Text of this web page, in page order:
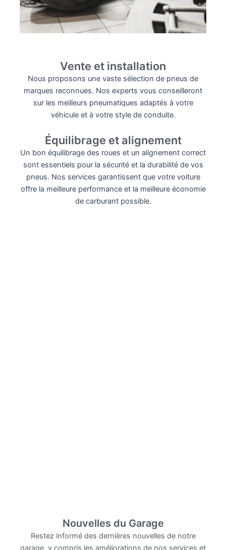
Vente et installation
Nous proposons une vaste sélection de pneus de
marques reconnues. Nos experts vous conseilleront
sur les meilleurs pneumatiques adaptés à votre
véhicule et à votre style de conduite.
Équilibrage et alignement
Un bon équilibrage des roues et un alignement correct
sont essentiels pour la sécurité et la durabilité de vos
pneus. Nos services garantissent que votre voiture
offre la meilleure performance et la meilleure économie
de carburant possible.
Nouvelles du Garage
Restez informé des dernières nouvelles de notre
garage, y compris les améliorations de nos services et